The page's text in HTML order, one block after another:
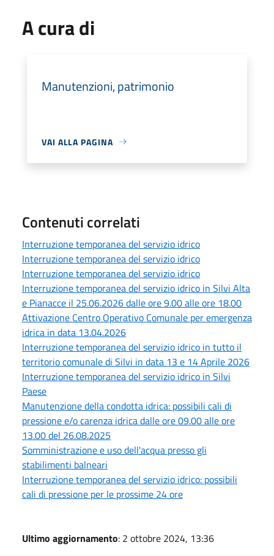
A cura di
Manutenzioni, patrimonio
VAI ALLA PAGINA
Contenuti correlati
Interruzione temporanea del servizio idrico
Interruzione temporanea del servizio idrico
Interruzione temporanea del servizio idrico
Interruzione temporanea del servizio idrico in Silvi Alta
e Pianacce il 25.06.2026 dalle ore 9.00 alle ore 18.00
Attivazione Centro Operativo Comunale per emergenza
idrica in data 13.04.2026
Interruzione temporanea del servizio idrico in tutto il
territorio comunale di Silvi in data 13 e 14 Aprile 2026
Interruzione temporanea del servizio idrico in Silvi
Paese
Manutenzione della condotta idrica: possibili cali di
pressione e/o carenza idrica dalle ore 09.00 alle ore
13.00 del 26.08.2025
Somministrazione e uso dell'acqua presso gli
stabilimenti balneari
Interruzione temporanea del servizio idrico: possibili
cali di pressione per le prossime 24 ore
Ultimo aggiornamento: 2 ottobre 2024, 13:36